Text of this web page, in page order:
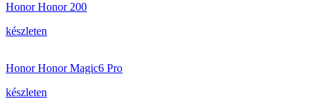
Honor Honor 200
készleten
Honor Honor Magic6 Pro
készleten